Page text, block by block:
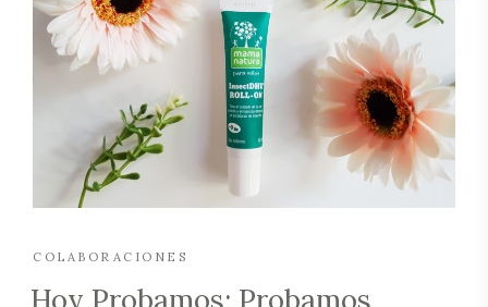
COLABORACIONES